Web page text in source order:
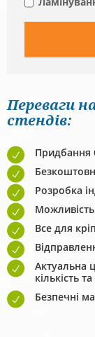
Переваги
стендів:
Придбання
Розробка
Можливість
Все для
Актуальна
кількість
Безпечні